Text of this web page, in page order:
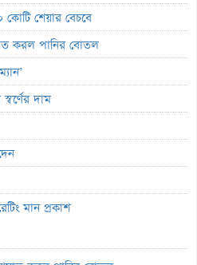
শেয়ার বেচবে
করল পানির বোতল
দাম
মান প্রকাশ
উৎপাদন বন্ধ: এস.আলম কোল্ড রোলড